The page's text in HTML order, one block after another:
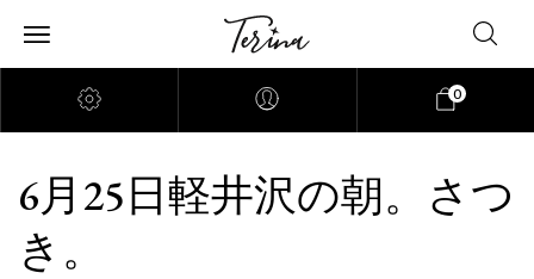
0
6月25日軽井沢の朝。さつ
き。